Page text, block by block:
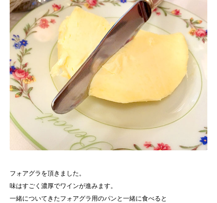
フォアグラを頂きました。
味はすごく濃厚でワインが進みます。
一緒についてきたフォアグラ用のパンと一緒に食べると